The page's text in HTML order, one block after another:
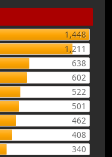
1,448
1,211
638
602
522
501
462
408
340